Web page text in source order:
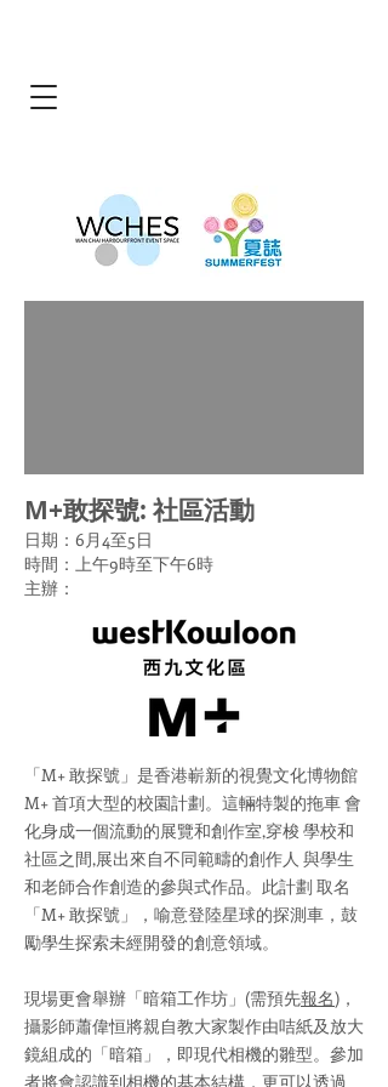
M+敢探號: 社區活動
日期：6月4至5日
時間：上午9時至下午6時
主辦：
「M+ 敢探號」是香港嶄新的視覺文化博物館
M+ 首項大型的校園計劃。這輛特製的拖車 會
化身成一個流動的展覽和創作室,穿梭 學校和
社區之間,展出來自不同範疇的創作人 與學生
和老師合作創造的參與式作品。此計劃 取名
「M+ 敢探號」，喻意登陸星球的探測車，鼓
勵學生探索未經開發的創意領域。
現場更會舉辦「暗箱工作坊」(需預先報名)，
攝影師蕭偉恒將親自教大家製作由咭紙及放大
鏡組成的「暗箱」，即現代相機的雛型。參加
者將會認識到相機的基本結構，更可以透過